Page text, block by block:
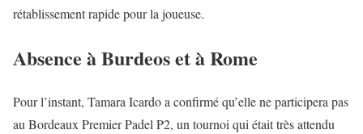
rétablissement rapide pour la joueuse.
Absence à Burdeos et à Rome
Pour l’instant, Tamara Icardo a confirmé qu’elle ne participera pas
au Bordeaux Premier Padel P2, un tournoi qui était très attendu